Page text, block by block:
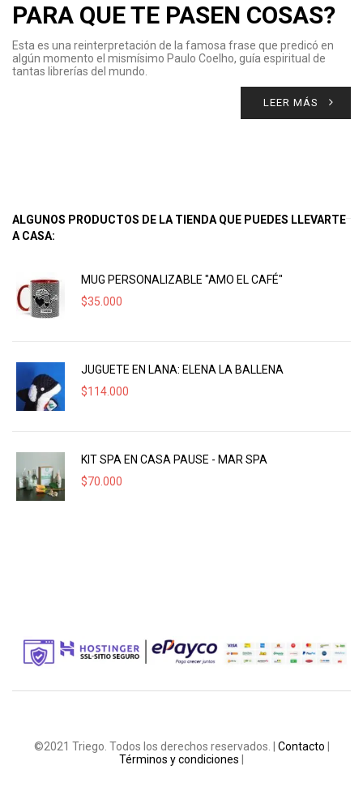
PARA QUE TE PASEN COSAS?
Esta es una reinterpretación de la famosa frase que predicó en
algún momento el mismísimo Paulo Coelho, guía espiritual de
tantas librerías del mundo.
LEER MÁS
ALGUNOS PRODUCTOS DE LA TIENDA QUE PUEDES LLEVARTE
A CASA:
MUG PERSONALIZABLE "AMO EL CAFÉ"
$35.000
JUGUETE EN LANA: ELENA LA BALLENA
$114.000
KIT SPA EN CASA PAUSE - MAR SPA
$70.000
©2021 Triego. Todos los derechos reservados. | Contacto
Términos y condiciones